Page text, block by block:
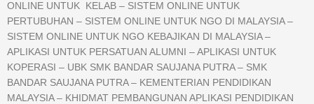
ONLINE UNTUK KELAB – SISTEM ONLINE UNTUK
PERTUBUHAN – SISTEM ONLINE UNTUK NGO DI MALAYSIA –
SISTEM ONLINE UNTUK NGO KEBAJIKAN DI MALAYSIA –
APLIKASI UNTUK PERSATUAN ALUMNI – APLIKASI UNTUK
KOPERASI – UBK SMK BANDAR SAUJANA PUTRA – SMK
BANDAR SAUJANA PUTRA – KEMENTERIAN PENDIDIKAN
MALAYSIA – KHIDMAT PEMBANGUNAN APLIKASI PENDIDIKAN